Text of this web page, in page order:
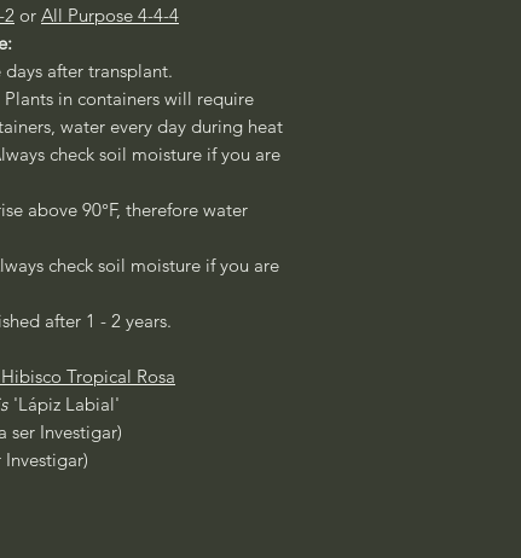
2 or All Purpose 4-4-4
after transplant.
in containers will require
water every day during heat
check soil moisture if you are
above 90°F, therefore water
check soil moisture if you are
after 1 - 2 years.
Tropical Rosa
'Lápiz Labial'
ser Investigar)
Investigar)